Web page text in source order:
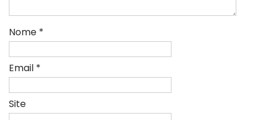
Nome *
Email *
Site